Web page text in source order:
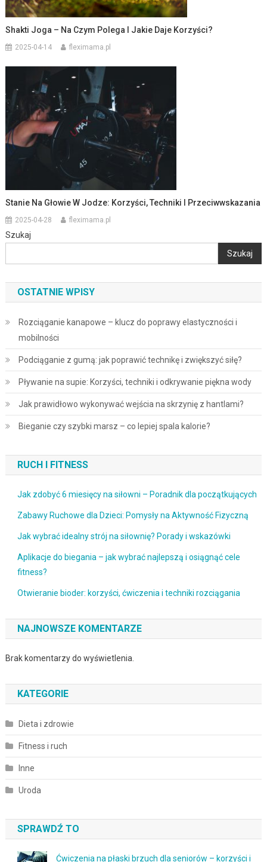
Shakti Joga – Na Czym Polega I Jakie Daje Korzyści?
2025-04-14 fleximama.pl
Stanie Na Głowie W Jodze: Korzyści, Techniki I Przeciwwskazania
2025-04-28 fleximama.pl
Szukaj
Szukaj
OSTATNIE WPISY
Rozciąganie kanapowe – klucz do poprawy elastyczności i
mobilności
Podciąganie z gumą: jak poprawić technikę i zwiększyć siłę?
Pływanie na supie: Korzyści, techniki i odkrywanie piękna wody
Jak prawidłowo wykonywać wejścia na skrzynię z hantlami?
Bieganie czy szybki marsz – co lepiej spala kalorie?
RUCH I FITNESS
Jak zdobyć 6 miesięcy na siłowni – Poradnik dla początkujących
Zabawy Ruchowe dla Dzieci: Pomysły na Aktywność Fizyczną
Jak wybrać idealny strój na siłownię? Porady i wskazówki
Aplikacje do biegania – jak wybrać najlepszą i osiągnąć cele
fitness?
Otwieranie bioder: korzyści, ćwiczenia i techniki rozciągania
NAJNOWSZE KOMENTARZE
Brak komentarzy do wyświetlenia.
KATEGORIE
Dieta i zdrowie
Fitness i ruch
Inne
Uroda
SPRAWDŹ TO
Ćwiczenia na płaski brzuch dla seniorów – korzyści i